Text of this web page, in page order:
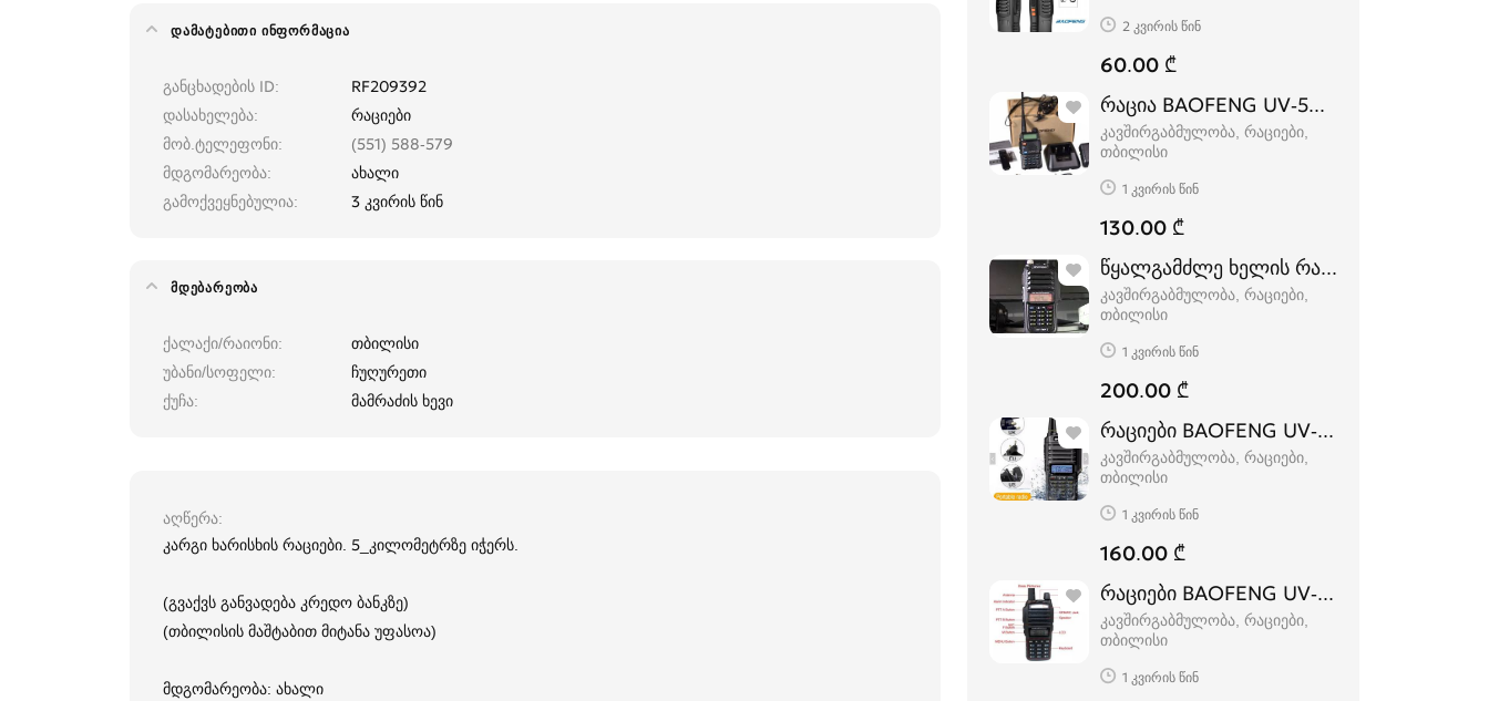
2 კვირის წინ
60.00 ₾
რაცია BAOFENG UV-5R საბუთით
კავშირგაბმულობა, რაციები
თბილისი
1 კვირის წინ
130.00 ₾
წყალგამძლე ხელის რაცია
კავშირგაბმულობა, რაციები
თბილისი
1 კვირის წინ
200.00 ₾
რაციები BAOFENG UV-9R plus
კავშირგაბმულობა, რაციები
თბილისი
1 კვირის წინ
160.00 ₾
რაციები BAOFENG UV-82
კავშირგაბმულობა, რაციები
თბილისი
1 კვირის წინ
ᲓᲐᲛᲐᲢᲔᲑᲘᲗᲘ ᲘᲜᲤᲝᲠᲛᲐᲪᲘᲐ
განცხადების ID
RF209392
დასახელება
რაციები
მობ.ტელეფონი
(551) 588-579
მდგომარეობა
ახალი
გამოქვეყნებულია
3 კვირის წინ
ᲛᲓᲔᲑᲐᲠᲔᲝᲑᲐ
ქალაქი/რაიონი
თბილისი
უბანი/სოფელი
ჩუღურეთი
ქუჩა
მამრაძის ხევი
აღწერა
კარგი ხარისხის რაციები. 5_კილომეტრზე იჭერს.
(გვაქვს განვადება კრედო ბანკზე)
(თბილისის მაშტაბით მიტანა უფასოა)
მდგომარეობა: ახალი